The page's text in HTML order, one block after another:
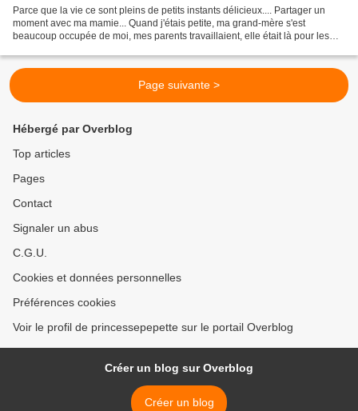
Parce que la vie ce sont pleins de petits instants délicieux.... Partager un
moment avec ma mamie... Quand j'étais petite, ma grand-mère s'est
beaucoup occupée de moi, mes parents travaillaient, elle était là pour les
Page suivante >
Hébergé par Overblog
Top articles
Pages
Contact
Signaler un abus
C.G.U.
Cookies et données personnelles
Préférences cookies
Voir le profil de princessepepette sur le portail Overblog
Créer un blog sur Overblog
Créer un blog